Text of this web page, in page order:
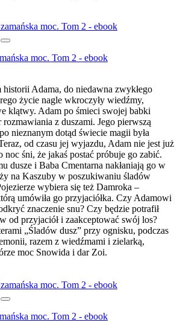
moc. Tom 2 - ebook
Adama, do niedawna zwykłego
życie nagle wkroczyły wiedźmy,
klątwy. Adam po śmieci swojej babki
rozmawiania z duszami. Jego pierwszą
nieznanym dotąd świecie magii była
od czasu jej wyjazdu, Adam nie jest już
noc śni, że jakaś postać próbuje go zabić.
dusze i Baba Cmentarna nakłaniają go w
na Kaszuby w poszukiwaniu śladów
wybiera się też Damroka –
umówiła go przyjaciółka. Czy Adamowi
znaczenie snu? Czy będzie potrafił
od przyjaciół i zaakceptować swój los?
„Śladów dusz” przy ognisku, podczas
razem z wiedźmami i zielarką,
moc Snowida i dar Zoi.
moc. Tom 2 - ebook